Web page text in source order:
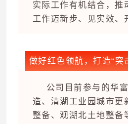
实际工作有机结合，推
工作迈新步、见实效、
做好红色领航，打造“突
公司目前参与的华
造、清湖工业园城市更
整备、观湖北土地整备